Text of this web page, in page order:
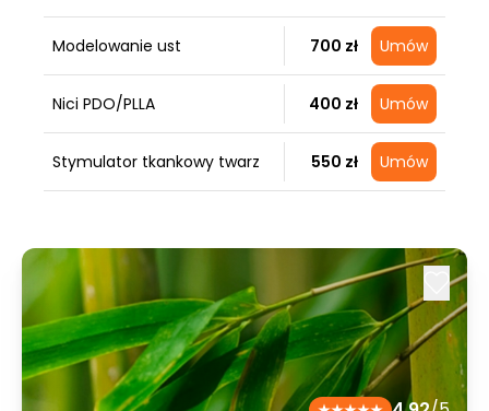
Modelowanie ust 700 zł Umów
Nici PDO/PLLA 400 zł Umów
Stymulator tkankowy twarz 550 zł Umów